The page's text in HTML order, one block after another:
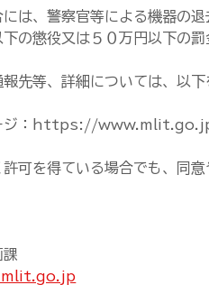
は、警察官等による機器の
の懲役又は５０万円以下の罰
先等、詳細については、以下
ージ：https://
可を得ている場合でも、同
課